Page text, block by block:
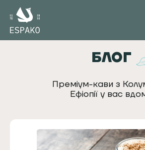
БЛОГ
Преміум-кави з
Ефіопії у вас